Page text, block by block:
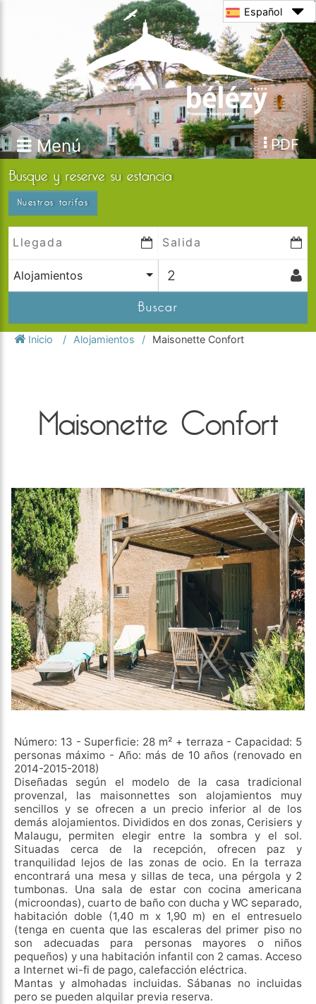
Menú PDF
Español
Busque y reserve su estancia
Nuestras tarifas
Alojamientos
Buscar
Inicio Alojamientos Maisonette Confort
Maisonette Confort
Número: 13 - Superficie: 28 m² + terraza - Capacidad: 5
personas máximo - Año: más de 10 años (renovado en
2014-2015-2018)
Diseñadas según el modelo de la casa tradicional
provenzal, las maisonnettes son alojamientos muy
sencillos y se ofrecen a un precio inferior al de los
demás alojamientos. Divididos en dos zonas, Cerisiers y
Malaugu, permiten elegir entre la sombra y el sol.
Situadas cerca de la recepción, ofrecen paz y
tranquilidad lejos de las zonas de ocio. En la terraza
encontrará una mesa y sillas de teca, una pérgola y 2
tumbonas. Una sala de estar con cocina americana
(microondas), cuarto de baño con ducha y WC separado,
habitación doble (1,40 m x 1,90 m) en el entresuelo
(tenga en cuenta que las escaleras del primer piso no
son adecuadas para personas mayores o niños
pequeños) y una habitación infantil con 2 camas. Acceso
a Internet wi-fi de pago, calefacción eléctrica.
Mantas y almohadas incluidas. Sábanas no incluidas
pero se pueden alquilar previa reserva.